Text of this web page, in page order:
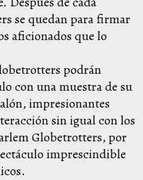
se quedan para firmar
aficionados que lo
podrán
con una muestra de su
impresionantes
sin igual con los
Globetrotters, por
imprescindible